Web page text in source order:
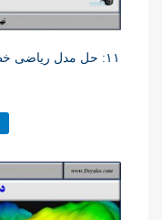
۱۱: حل مدل ریاضی خطی با استفاده از لینگو (Lingo) و اکسل